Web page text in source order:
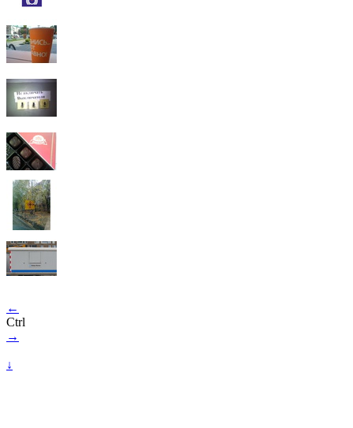
←
Ctrl
→
↓